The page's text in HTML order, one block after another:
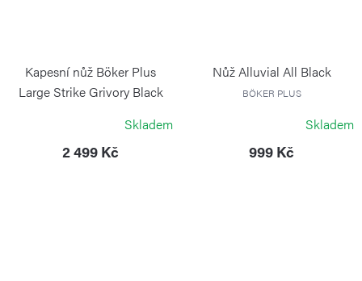
Kapesní nůž Böker Plus
Large Strike Grivory Black
Skladem
2 499 Kč
Nůž Alluvial All Black
BÖKER PLUS
Skladem
999 Kč